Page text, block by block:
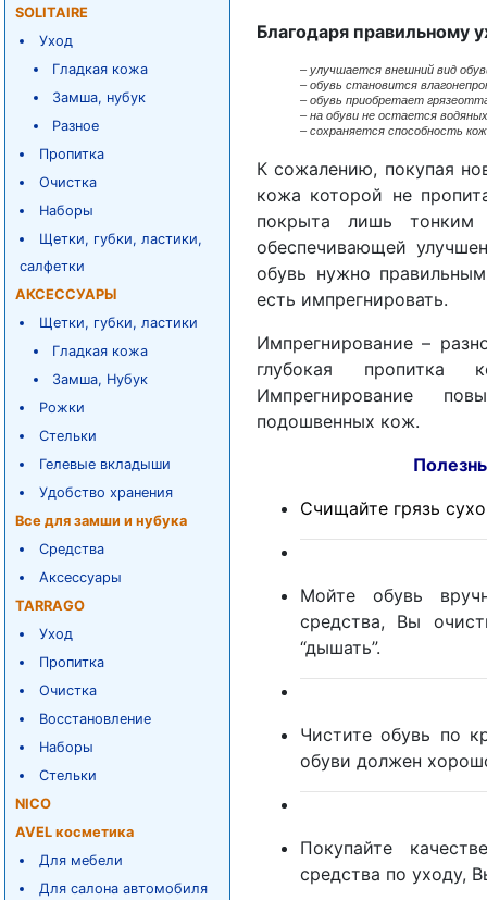
SOLITAIRE
Уход
Гладкая кожа
Замша, нубук
Разное
Пропитка
Очистка
Наборы
Щетки, губки, ластики,
салфетки
АКСЕССУАРЫ
Щетки, губки, ластики
Гладкая кожа
Замша, Нубук
Рожки
Стельки
Гелевые вкладыши
Удобство хранения
Все для замши и нубука
Средства
Аксессуары
TARRAGO
Уход
Пропитка
Очистка
Восстановление
Наборы
Стельки
NICO
AVEL косметика
Для мебели
Для салона автомобиля
Благодаря правильному
– улучшается внешний вид
– обувь становится
– обувь приобретает
– на обуви не остается
– сохраняется способность
К сожалению, покупая
кожа которой не
покрыта лишь тонким
обеспечивающей
обувь нужно
есть импрегнировать.
Импрегнирование –
глубокая пропитка
Импрегнирование
подошвенных кож.
Полезные
Счищайте грязь
Мойте обувь
средства, Вы
“дышать”.
Чистите обувь по
обуви должен
Покупайте
средства по уходу,